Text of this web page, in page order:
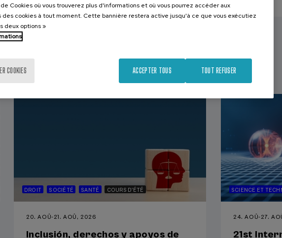
DROIT SOCIÉTÉ SANTÉ COURS D'ÉTÉ
20. AOÛ-21. AOÛ, 2026
Inclusión, derechos y apoyos de
SCIENCE ET
24. AOÛ-27.
21st
Cookies où vous trouverez plus d'informations et où vous pourrez accéder aux
des cookies à tout moment. Cette bannière restera active jusqu'à ce que vous exécutiez
deux options »
COOKIES TOUT REFUSER
ACCEPTER TOUS